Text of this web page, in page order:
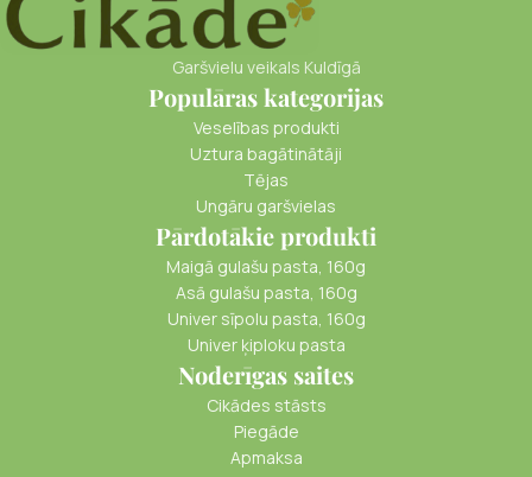
Garšvielu veikals Kuldīgā
Populāras kategorijas
Veselības produkti
Uztura bagātinātāji
Tējas
Ungāru garšvielas
Pārdotākie produkti
Maigā gulašu pasta, 160g
Asā gulašu pasta, 160g
Univer sīpolu pasta, 160g
Univer ķiploku pasta
Noderīgas saites
Cikādes stāsts
Piegāde
Apmaksa